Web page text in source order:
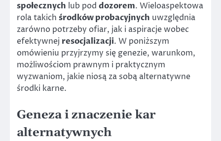
społecznych lub pod dozorem. Wieloaspektowa
rola takich środków probacyjnych uwzględnia
zarówno potrzeby ofiar, jak i aspiracje wobec
efektywnej resocjalizacji. W poniższym
omówieniu przyjrzymy się genezie, warunkom,
możliwościom prawnym i praktycznym
wyzwaniom, jakie niosą za sobą alternatywne
środki karne.
Geneza i znaczenie kar
alternatywnych